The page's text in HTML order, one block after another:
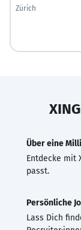
Zürich
Über eine
Entdecke mit
passt.
Persönliche
Lass Dich